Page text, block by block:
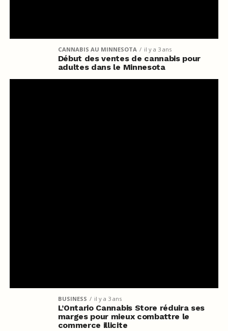
CANNABIS AU MINNESOTA il y a 3 ans
Début des ventes de cannabis pour
adultes dans le Minnesota
BUSINESS il y a 3 ans
L’Ontario Cannabis Store réduira ses
marges pour mieux combattre le
commerce illicite